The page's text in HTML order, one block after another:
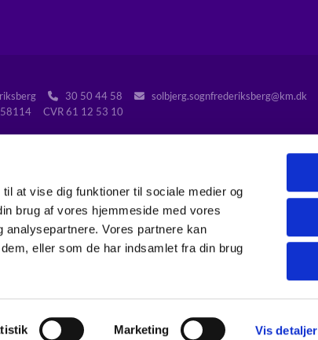
at vise dig funktioner til sociale medier og
brug af vores hjemmeside med vores
analysepartnere. Vores partnere kan
eller som de har indsamlet fra din brug
Marketing Vis detaljer
30 50 44 58 solbjerg.sognfrederiksberg@km.dk
CVR 61 12 53 10
på Frederiksberg